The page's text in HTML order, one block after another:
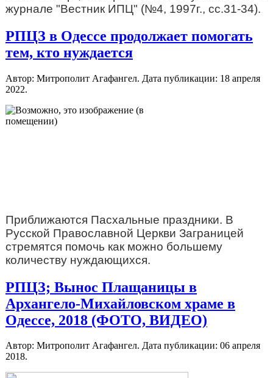
журнале "Вестник ИПЦ" (№4, 1997г., сс.31-34).
РПЦЗ в Одессе продолжает помогать
тем, кто нуждается
Автор: Митрополит Агафангел. Дата публикации: 18 апреля
2022.
Приближаются Пасхальные праздники. В
Русской Православной Церкви Заграницей
стремятся помочь как можно большему
количеству нуждающихся.
РПЦЗ; Вынос Плащаницы в
Архангело-Михайловском храме в
Одессе, 2018 (ФОТО, ВИДЕО)
Автор: Митрополит Агафангел. Дата публикации: 06 апреля
2018.